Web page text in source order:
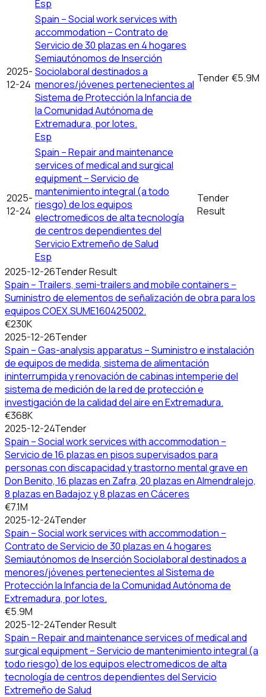
Esp
2025-
12-24
Spain – Social work services with
accommodation – Contrato de
Servicio de 30 plazas en 4 hogares
Semiautónomos de Inserción
Sociolaboral destinados a
menores/jóvenes pertenecientes al
Sistema de Protección la Infancia de
la Comunidad Autónoma de
Extremadura, por lotes.
Esp
Tender€5.9M
2025-
12-24
Spain – Repair and maintenance
services of medical and surgical
equipment – Servicio de
mantenimiento integral (a todo
riesgo) de los equipos
electromedicos de alta tecnología
de centros dependientes del
Servicio Extremeño de Salud
Esp
Tender
Result
2025-12-26Tender Result
Spain – Trailers, semi-trailers and mobile containers –
Suministro de elementos de señalización de obra para los
equipos COEX.SUME160425002.
€230K
2025-12-26Tender
Spain – Gas-analysis apparatus – Suministro e instalación
de equipos de medida, sistema de alimentación
ininterrumpida y renovación de cabinas intemperie del
sistema de medición de la red de protección e
investigación de la calidad del aire en Extremadura.
€368K
2025-12-24Tender
Spain – Social work services with accommodation –
Servicio de 16 plazas en pisos supervisados para
personas con discapacidad y trastorno mental grave en
Don Benito, 16 plazas en Zafra, 20 plazas en Almendralejo,
8 plazas en Badajoz y 8 plazas en Cáceres
€7.1M
2025-12-24Tender
Spain – Social work services with accommodation –
Contrato de Servicio de 30 plazas en 4 hogares
Semiautónomos de Inserción Sociolaboral destinados a
menores/jóvenes pertenecientes al Sistema de
Protección la Infancia de la Comunidad Autónoma de
Extremadura, por lotes.
€5.9M
2025-12-24Tender Result
Spain – Repair and maintenance services of medical and
surgical equipment – Servicio de mantenimiento integral (a
todo riesgo) de los equipos electromedicos de alta
tecnología de centros dependientes del Servicio
Extremeño de Salud